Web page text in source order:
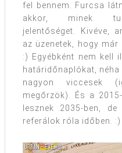
fel bennem. Furcsa
akkor, minek
jelentőséget. Kivéve,
az üzenetek, hogy
:) Egyébként nem kell
határidőnaplókat,
nagyon viccesek
megőrzök). És a
lesznek 2035-ben,
referálok róla időben. :)